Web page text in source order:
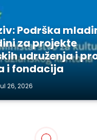
Podrška
za projekte
udruženja i
i fondacija
26, 2026